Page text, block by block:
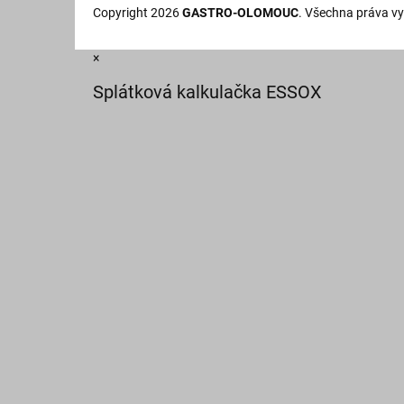
Copyright 2026GASTRO-OLOMOUC. Všechna práva
×
Splátková kalkulačka ESSOX